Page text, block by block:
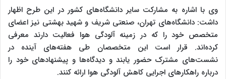
وی با اشاره به مشارکت سایر دانشگاه‌های کشور در این طرح اظهار
داشت: دانشگاه‌های تهران، صنعتی شریف و شهید بهشتی نیز اعضای
متخصص خود را که در زمینه آلودگی هوا فعالیت دارند معرفی
کرده‌اند. قرار است این متخصصان طی هفته‌های آینده در
نشست‌های مشترک حضور یابند و دیدگاه‌ها و پیشنهادهای خود را
درباره راهکارهای اجرایی کاهش آلودگی هوا ارائه کنند.